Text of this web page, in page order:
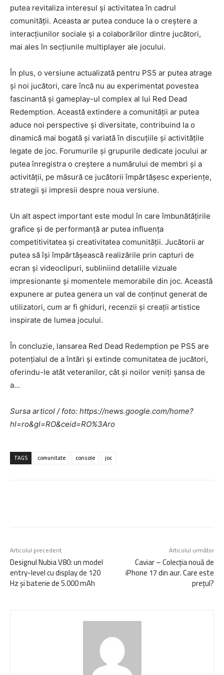
putea revitaliza interesul și activitatea în cadrul
comunității. Aceasta ar putea conduce la o creștere a
interacțiunilor sociale și a colaborărilor dintre jucători,
mai ales în secțiunile multiplayer ale jocului.
În plus, o versiune actualizată pentru PS5 ar putea atrage
și noi jucători, care încă nu au experimentat povestea
fascinantă și gameplay-ul complex al lui Red Dead
Redemption. Această extindere a comunității ar putea
aduce noi perspective și diversitate, contribuind la o
dinamică mai bogată și variată în discuțiile și activitățile
legate de joc. Forumurile și grupurile dedicate jocului ar
putea înregistra o creștere a numărului de membri și a
activității, pe măsură ce jucătorii împărtășesc experiențe,
strategii și impresii despre noua versiune.
Un alt aspect important este modul în care îmbunătățirile
grafice și de performanță ar putea influența
competitivitatea și creativitatea comunității. Jucătorii ar
putea să își împărtășească realizările prin capturi de
ecran și videoclipuri, subliniind detaliile vizuale
impresionante și momentele memorabile din joc. Această
expunere ar putea genera un val de conținut generat de
utilizatori, cum ar fi ghiduri, recenzii și creații artistice
inspirate de lumea jocului.
În concluzie, lansarea Red Dead Redemption pe PS5 are
potențialul de a întări și extinde comunitatea de jucători,
oferindu-le atât veteranilor, cât și noilor veniți șansa de
a…
Sursa articol / foto: https://news.google.com/home?
hl=ro&gl=RO&ceid=RO%3Aro
TAGS comunitate console joc
Articolul precedent
Designul Nubia V80: un model
entry-level cu display de 120
Hz și baterie de 5.000 mAh
Articolul următor
Caviar – Colecția nouă de
iPhone 17 din aur. Care este
prețul?